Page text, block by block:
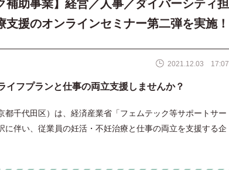
補助事業】経営／人事／ダイバーシティ担
援のオンラインセミナー第二弾を実施！
2021.12.03 17:07
イフプランと仕事の両立支援しませんか？
都千代田区）は、経済産業省「フェムテック等サポートサー
に伴い、従業員の妊活・不妊治療と仕事の両立を支援する企